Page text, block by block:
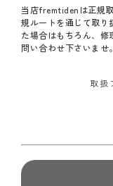
当店fremtidenは正規
規ルートを通じて取り
た場合はもちろん、修
問い合わせ下さいませ。
取扱